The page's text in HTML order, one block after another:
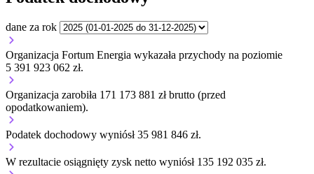
dane za rok
Organizacja Fortum Energia wykazała przychody na poziomie
5 391 923 062 zł.
Organizacja zarobiła 171 173 881 zł brutto (przed
opodatkowaniem).
Podatek dochodowy wyniósł 35 981 846 zł.
W rezultacie osiągnięty zysk netto wyniósł 135 192 035 zł.